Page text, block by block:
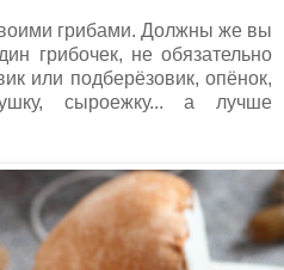
грибами. Должны же вы
грибочек, не обязательно
или подберёзовик, опёнок,
сыроежку... а лучше